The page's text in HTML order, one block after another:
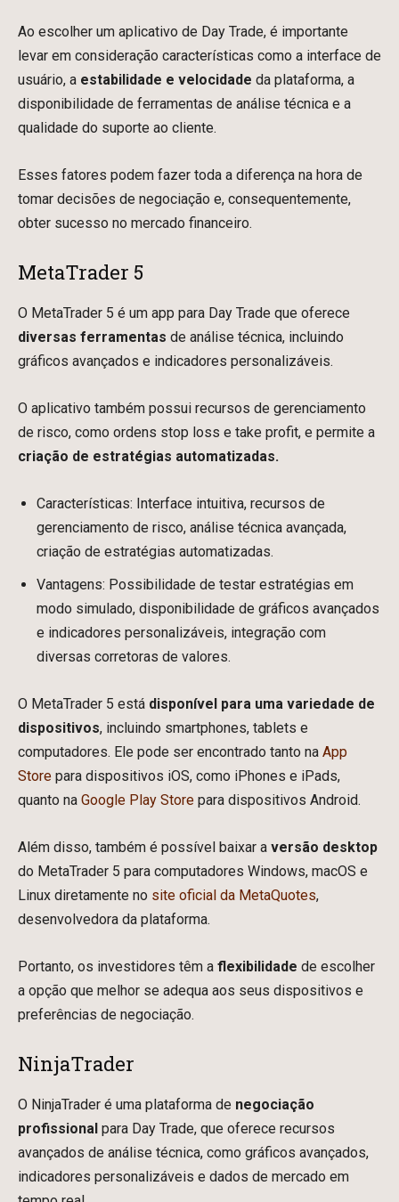
Ao escolher um aplicativo de Day Trade, é importante
levar em consideração características como a interface de
usuário, a estabilidade e velocidade da plataforma, a
disponibilidade de ferramentas de análise técnica e a
qualidade do suporte ao cliente.
Esses fatores podem fazer toda a diferença na hora de
tomar decisões de negociação e, consequentemente,
obter sucesso no mercado financeiro.
MetaTrader 5
O MetaTrader 5 é um app para Day Trade que oferece
diversas ferramentas de análise técnica, incluindo
gráficos avançados e indicadores personalizáveis.
O aplicativo também possui recursos de gerenciamento
de risco, como ordens stop loss e take profit, e permite a
criação de estratégias automatizadas.
Características: Interface intuitiva, recursos de
gerenciamento de risco, análise técnica avançada,
criação de estratégias automatizadas.
Vantagens: Possibilidade de testar estratégias em
modo simulado, disponibilidade de gráficos avançados
e indicadores personalizáveis, integração com
diversas corretoras de valores.
O MetaTrader 5 está disponível para uma variedade de
dispositivos, incluindo smartphones, tablets e
computadores. Ele pode ser encontrado tanto na App
Store para dispositivos iOS, como iPhones e iPads,
quanto na Google Play Store para dispositivos Android.
Além disso, também é possível baixar a versão desktop
do MetaTrader 5 para computadores Windows, macOS e
Linux diretamente no site oficial da MetaQuotes,
desenvolvedora da plataforma.
Portanto, os investidores têm a flexibilidade de escolher
a opção que melhor se adequa aos seus dispositivos e
preferências de negociação.
NinjaTrader
O NinjaTrader é uma plataforma de negociação
profissional para Day Trade, que oferece recursos
avançados de análise técnica, como gráficos avançados,
indicadores personalizáveis e dados de mercado em